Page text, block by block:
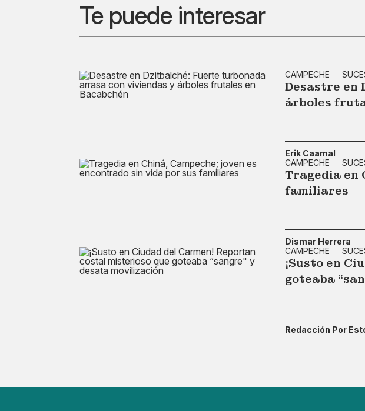
Te puede interesar
CAMPECHE
Desastre en
árboles
Erik Caamal
CAMPECHE
Tragedia en
familiares
Dismar Herrera
CAMPECHE
¡Susto en
goteaba
Redacción Por